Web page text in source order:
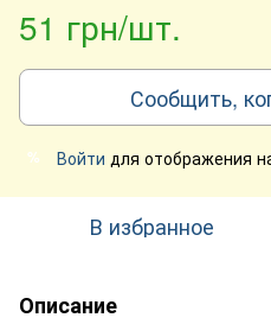
51 грн/шт.
Сообщить,
% Войти для отображения
В избранное
Описание